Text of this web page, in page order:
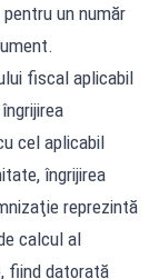
un număr
fiscal aplicabil
cel aplicabil
îngrijirea
reprezintă
calcul al
fiind datorată